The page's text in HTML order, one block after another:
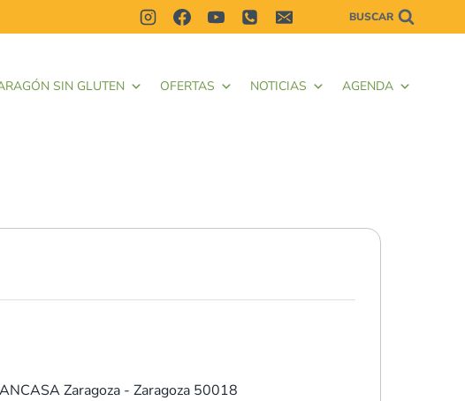
BUSCAR
SIN GLUTEN OFERTAS NOTICIAS AGENDA
Zaragoza - Zaragoza 50018